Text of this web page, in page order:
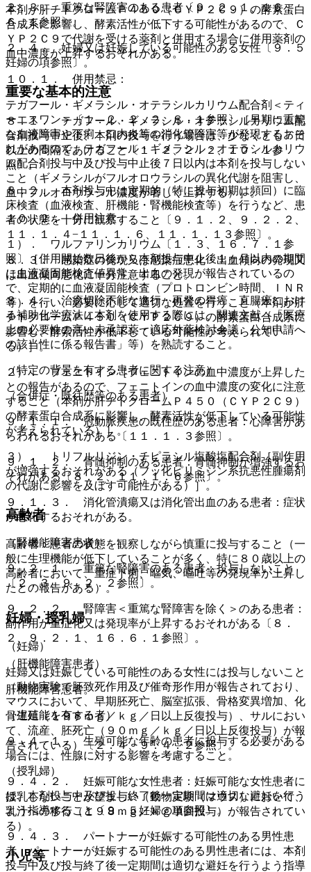
本剤が肝チトクロームＰ４５０（ＣＹＰ２Ｃ９）の酵素蛋白
合成系に影響し、酵素活性が低下する可能性があるので、Ｃ
ＹＰ２Ｃ９で代謝を受ける薬剤と併用する場合に併用薬剤の
血中濃度が上昇するおそれがある。
１０．１． 併用禁忌：
テガフール・ギメラシル・オテラシルカリウム配合剤＜ティ
ーエスワン＞〔１．２、２．２、８．１参照〕［早期に重篤
な血液障害や下痢・口内炎等の消化管障害等が発現するおそ
れがあるので、テガフール・ギメラシル・オテラシルカリウ
ム配合剤投与中及び投与中止後７日以内は本剤を投与しない
こと（ギメラシルがフルオロウラシルの異化代謝を阻害し、
血中フルオロウラシル濃度が著しく上昇する）］。
１０．２． 併用注意：
１）． ワルファリンカリウム〔１．３、１６．７．１参
照〕［併用開始数日後から本剤投与中止後１ヶ月以内の期間
に血液凝固能検査値異常、出血の発現が報告されているの
で、定期的に血液凝固能検査（プロトロンビン時間、ＩＮＲ
等）を行い、必要に応じて適切な処置を行うこと（本剤が肝
チトクロームＰ４５０（ＣＹＰ２Ｃ９）の酵素蛋白合成系に
影響し、酵素活性が低下している可能性が考えられてい
る）］。
２）． フェニトイン［フェニトインの血中濃度が上昇した
との報告があるので、フェニトインの血中濃度の変化に注意
すること（本剤が肝チトクロームＰ４５０（ＣＹＰ２Ｃ９）
の酵素蛋白合成系に影響し、酵素活性が低下している可能性
が考えられている）］。
３）． トリフルリジン・チピラシル塩酸塩配合剤［副作用
が増強するおそれがある（フッ化ピリミジン系抗悪性腫瘍剤
の代謝に影響を及ぼす可能性がある）］。
高齢者
高齢者：患者の状態を観察しながら慎重に投与すること（一
般に生理機能が低下していることが多く、特に８０歳以上の
高齢者において、重症下痢、嘔気、嘔吐等の発現率が上昇し
たとの報告がある）。
妊婦・授乳婦
（妊婦）
妊婦又は妊娠している可能性のある女性には投与しないこと
（動物実験で胚致死作用及び催奇形作用が報告されており、
マウスにおいて、早期胚死亡、脳室拡張、骨格変異増加、化
骨遅延（１９８ｍｇ／ｋｇ／日以上反復投与）、サルにおい
て、流産、胚死亡（９０ｍｇ／ｋｇ／日以上反復投与）が報
告されている）〔２．４、９．４．２参照〕。
（授乳婦）
授乳しないことが望ましい（動物実験（マウス）において、
乳汁への移行（１９８ｍｇ／ｋｇ単回投与）が報告されてい
る）。
小児等
２．３． 重篤な腎障害のある患者〔９．２．１、１６．
６．１参照〕。
２．４． 妊婦又は妊娠している可能性のある女性〔９．５
妊婦の項参照〕。
重要な基本的注意
８．１． テガフール・ギメラシル・オテラシルカリウム配
合剤投与中止後、本剤の投与を行う場合は、少なくとも７日
以上の間隔をあけること〔１．２、２．２、１０．１参
照〕。
８．２． 本剤投与中は定期的（特に投与初期は頻回）に臨
床検査（血液検査、肝機能・腎機能検査等）を行うなど、患
者の状態を十分に観察すること〔９．１．２、９．２．２、
１１．１．４−１１．１．６、１１．１．１３参照〕。
８．３． 感染症の発現又は感染症悪化・出血傾向の発現又
は出血傾向悪化に十分注意すること。
８．４． 治癒切除不能な進行・再発の胃癌、直腸癌におけ
る補助化学療法に本剤を使用する際には、関連文献（「医療
上の必要性の高い未承認薬・適応外薬検討会議 公知申請へ
の該当性に係る報告書」等）を熟読すること。
（特定の背景を有する患者に関する注意）
（合併症・既往歴等のある患者）
９．１．１． 冠動脈疾患の既往歴のある患者：心障害があ
らわれるおそれがある〔１１．１．３参照〕。
９．１．２． 骨髄抑制のある患者：骨髄抑制が増強するお
それがある〔８．２、１１．１．６参照〕。
９．１．３． 消化管潰瘍又は消化管出血のある患者：症状
が悪化するおそれがある。
（腎機能障害患者）
９．２．１． 重篤な腎障害のある患者：投与しないこと
〔２．３、９．２．２参照〕。
９．２．２． 腎障害＜重篤な腎障害を除く＞のある患者：
副作用が重症化又は発現率が上昇するおそれがある〔８．
２、９．２．１、１６．６．１参照〕。
（肝機能障害患者）
肝機能障害患者。
（生殖能を有する者）
９．４．１． 生殖可能な年齢の患者に投与する必要がある
場合には、性腺に対する影響を考慮すること。
９．４．２． 妊娠可能な女性患者：妊娠可能な女性患者に
は、本剤投与中及び投与終了後一定期間は適切な避妊を行う
よう指導すること〔９．５妊婦の項参照〕。
９．４．３． パートナーが妊娠する可能性のある男性患
者：パートナーが妊娠する可能性のある男性患者には、本剤
投与中及び投与終了後一定期間は適切な避妊を行うよう指導